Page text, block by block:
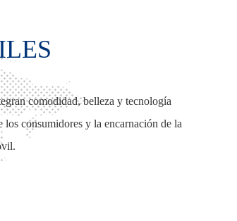
comodidad, belleza y tecnología
los consumidores y la encarnación de la